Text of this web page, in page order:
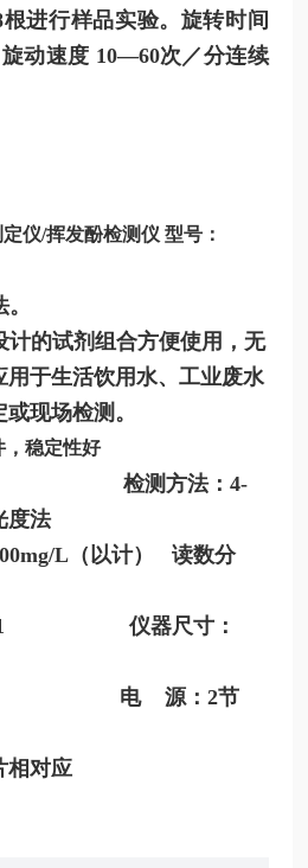
进行样品实验。旋转时间
旋动速度 10—60次／分连续
仪/挥发酚检测仪 型号：
计的试剂组合方便使用，无
用于生活饮用水、工业废水
现场检测。
，稳定性好
酚 检测方法：4-
度法
L（以计） 读数分
仪器尺寸：
电 源：2节
相对应